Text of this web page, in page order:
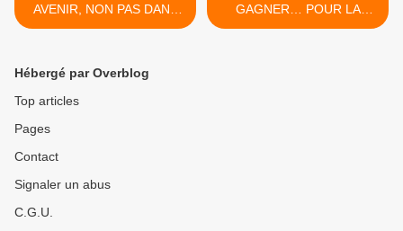
AVENIR, NON PAS DANS
UN QUINQUENNAT, MAIS
GAGNER… POUR LA
FRANCE ! >
Hébergé par Overblog
Top articles
Pages
Contact
Signaler un abus
C.G.U.